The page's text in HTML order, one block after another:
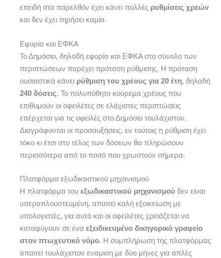
επειδή στο παρελθόν έχει κάνει πολλές ρυθμίσεις χρεών
και δεν έχει τηρήσει καμία.
Εφορία και ΕΦΚΑ
Το Δημόσιο, δηλαδή εφορία και ΕΦΚΑ στο σύνολο των
περιπτώσεων παρέχει πρόταση ρύθμισης. Η πρόταση
ουσιαστικά κάνει ρύθμιση του χρέους για 20 έτη, δηλαδή
240 δόσεις. Το πολυπόθητο κούρεμα χρέους που
επιθυμούν οι οφειλέτες σε ελάχιστες περιπτώσεις
επέρχεται για τις οφειλές στο Δημόσιο τουλάχιστον.
Διαγράφονται οι προσαυξήσεις, εν τούτοις η ρύθμιση έχει
τόκο κι έτσι στο τέλος των δόσεων θα πληρώσουν
περισσότερα από το ποσό που χρωστούν σήμερα.
Πλατφόρμα εξωδικαστικού μηχανισμού
Η πλατφόρμα του εξωδικαστικού μηχανισμού δεν είναι
υπεραπλουστευμένη, απαιτεί καλή εξοικείωση με
υπολογιστές, για αυτό και οι οφειλέτες χρειάζεται να
καταφύγουν σε ένα εξειδικευμένο δικηγορικό γραφείο
στον πτωχευτικό νόμο. Η συμπλήρωση της πλατφόρμας
απαιτεί τουλάχιστον εναμιση με δύο μήνες για απλές